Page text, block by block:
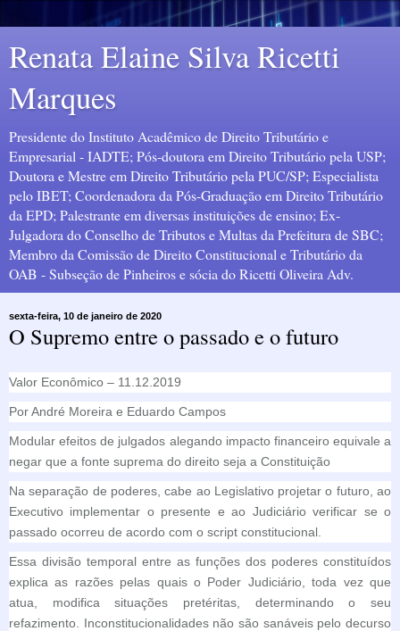
Renata Elaine Silva Ricetti
Marques
Presidente do Instituto Acadêmico de Direito Tributário e
Empresarial - IADTE; Pós-doutora em Direito Tributário pela USP;
Doutora e Mestre em Direito Tributário pela PUC/SP; Especialista
pelo IBET; Coordenadora da Pós-Graduação em Direito Tributário
da EPD; Palestrante em diversas instituições de ensino; Ex-
Julgadora do Conselho de Tributos e Multas da Prefeitura de SBC;
Membro da Comissão de Direito Constitucional e Tributário da
OAB - Subseção de Pinheiros e sócia do Ricetti Oliveira Adv.
sexta-feira, 10 de janeiro de 2020
O Supremo entre o passado e o futuro
Valor Econômico – 11.12.2019
Por André Moreira e Eduardo Campos
Modular efeitos de julgados alegando impacto financeiro equivale a
negar que a fonte suprema do direito seja a Constituição
Na separação de poderes, cabe ao Legislativo projetar o futuro, ao
Executivo implementar o presente e ao Judiciário verificar se o
passado ocorreu de acordo com o script constitucional.
Essa divisão temporal entre as funções dos poderes constituídos
explica as razões pelas quais o Poder Judiciário, toda vez que
atua, modifica situações pretéritas, determinando o seu
refazimento. Inconstitucionalidades não são sanáveis pelo decurso